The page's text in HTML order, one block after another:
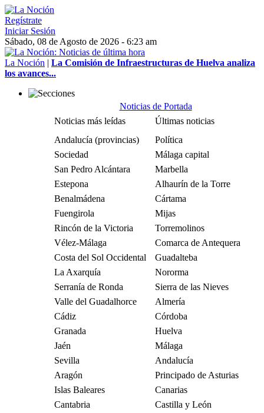
Regístrate
Iniciar Sesión
Sábado, 08 de Agosto de 2026 - 6:23 am
La Noción | La Comisión de Infraestructuras de Huelva analiza
los avances...
Noticias de Portada
Noticias más leídas
Últimas noticias
Andalucía (provincias)
Política
Sociedad
Málaga capital
San Pedro Alcántara
Marbella
Estepona
Alhaurín de la Torre
Benalmádena
Cártama
Fuengirola
Mijas
Rincón de la Victoria
Torremolinos
Vélez-Málaga
Comarca de Antequera
Costa del Sol Occidental
Guadalteba
La Axarquía
Nororma
Serranía de Ronda
Sierra de las Nieves
Valle del Guadalhorce
Almería
Cádiz
Córdoba
Granada
Huelva
Jaén
Málaga
Sevilla
Andalucía
Aragón
Principado de Asturias
Islas Baleares
Canarias
Cantabria
Castilla y León